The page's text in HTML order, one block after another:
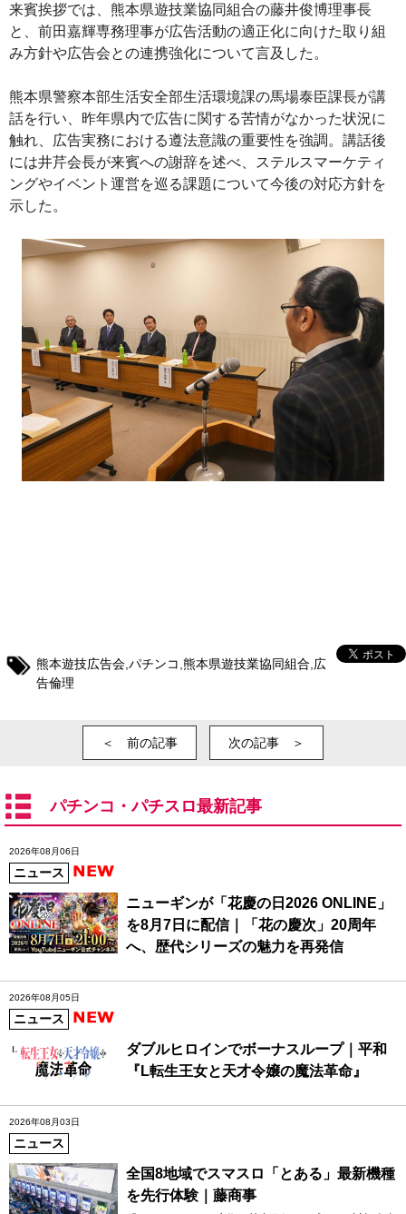
来賓挨拶では、熊本県遊技業協同組合の藤井俊博理事長
と、前田嘉輝専務理事が広告活動の適正化に向けた取り組
み方針や広告会との連携強化について言及した。
熊本県警察本部生活安全部生活環境課の馬場泰臣課長が講
話を行い、昨年県内で広告に関する苦情がなかった状況に
触れ、広告実務における遵法意識の重要性を強調。講話後
には井芹会長が来賓への謝辞を述べ、ステルスマーケティ
ングやイベント運営を巡る課題について今後の対応方針を
示した。
熊本遊技広告会 パチンコ 熊本県遊技業協同組合 広
告倫理
＜ 前の記事 次の記事 ＞
パチンコ・パチスロ最新記事
2026年08月06日
ニュース
ニューギンが「花慶の日2026 ONLINE」
を8月7日に配信｜「花の慶次」20周年
へ、歴代シリーズの魅力を再発信
2026年08月05日
ニュース
ダブルヒロインでボーナスループ｜平和
『L転生王女と天才令嬢の魔法革命』
2026年08月03日
ニュース
全国8地域でスマスロ「とある」最新機種
を先行体験｜藤商事